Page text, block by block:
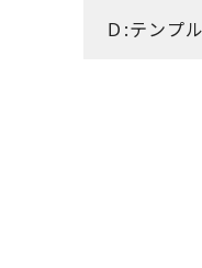
Ｄ:テンプ